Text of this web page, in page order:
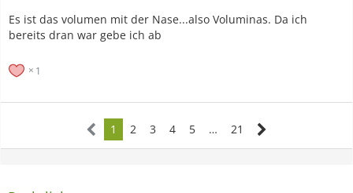
Es ist das volumen mit der Nase...also Voluminas. Da ich
bereits dran war gebe ich ab
1
1 2 3 4 5 … 21